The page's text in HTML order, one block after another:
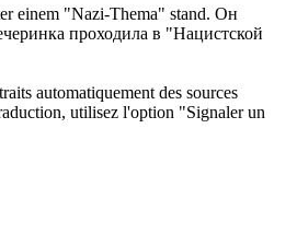
einem "Nazi-Thema" stand. Он
проходила в "Нацистской
automatiquement des sources
utilisez l'option "Signaler un